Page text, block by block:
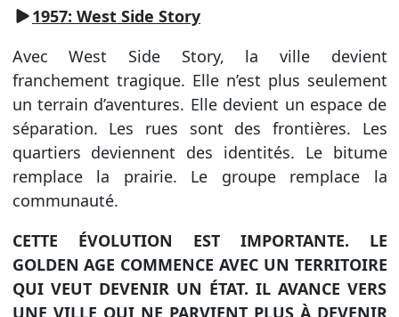
1957: West Side Story
Avec West Side Story, la ville devient
franchement tragique. Elle n’est plus seulement
un terrain d’aventures. Elle devient un espace de
séparation. Les rues sont des frontières. Les
quartiers deviennent des identités. Le bitume
remplace la prairie. Le groupe remplace la
communauté.
CETTE ÉVOLUTION EST IMPORTANTE. LE
GOLDEN AGE COMMENCE AVEC UN TERRITOIRE
QUI VEUT DEVENIR UN ÉTAT. IL AVANCE VERS
UNE VILLE QUI NE PARVIENT PLUS À DEVENIR